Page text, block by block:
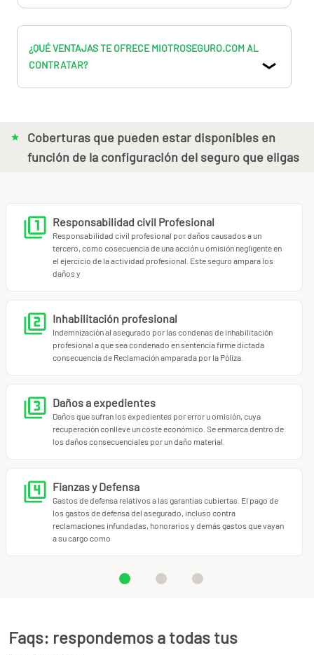
Quiropráctica, Radiestesia, Radionica, Rebirthing, Resp.
Consciente, Reflexología, Reiki, Risoterapia, Reeducación
postural global RPG, Rolfing, Shambalia, Shiatsu, Spinologia,
sueños y arquetipos, Tacto Terapéutico, Tai Chi, Terapia de
chi machure, cimática, craneo sacral, crecimiento personal,
dirección de stress, energía cinética,enseñanza de
hipnosis, human givens, hypertonx, instructor de masajes,
método melchidez, método mezieres, moxibustión, myo chi,
neuroterapia, ohashiatsu, presión acuática, programación
neurolinguística, psicodinámica, quinesiología, radiónica,
relajación, respiración, sanación energética, seikisoho,
seitai, shamanics, siatsu, sinergia, terapia auricular termal,
terapia biomagnética, terapia zen, terapias de regresiones,
yoga, entre otras.
Si deseas asegurar la actividad de Osteopatía o Quiromasaje
consulta nuestro producto:
https://www.miotroseguro.com/seguro/quiromasajista-
osteopata
Si deseas Fisioterapia consulta
https://www.miotroseguro.com/seguro/fisioterapeuta
Si Psicoterapia o Psicología, consulta
https://www.miotroseguro.com/seguro/pedagogo-
psicologo-logopeda
Hemos desarrollado un seguro que protege de los errores
profesionales de profesionales y autónomos.
Consulta el producto y si tienes dudas, llámanos al
¿QUÉ VENTAJAS TE OFRECE MIOTROSEGURO.COM AL
CONTRATAR?
Coberturas que pueden estar disponibles en
función de la configuración del seguro que eligas
Responsabilidad civil Profesional
Responsabilidad civil profesional por daños causados a un
tercero, como cosecuencia de una acción u omisión negligente en
el ejercicio de la actividad profesional. Este seguro ampara los
daños y
Inhabilitación profesional
Indemnización al asegurado por las condenas de inhabilitación
profesional a que sea condenado en sentencia firme dictada
consecuencia de Reclamación amparada por la Póliza.
Daños a expedientes
Daños que sufran los expedientes por error u omisión, cuya
recuperación conlleve un coste económico. Se enmarca dentro de
los daños consecuenciales por un daño material.
Fianzas y Defensa
Gastos de defensa relativos a las garantías cubiertas. El pago de
los gastos de defensa del asegurado, incluso contra
reclamaciones infundadas, honorarios y demás gastos que vayan
a su cargo como
Faqs: respondemos a todas tus